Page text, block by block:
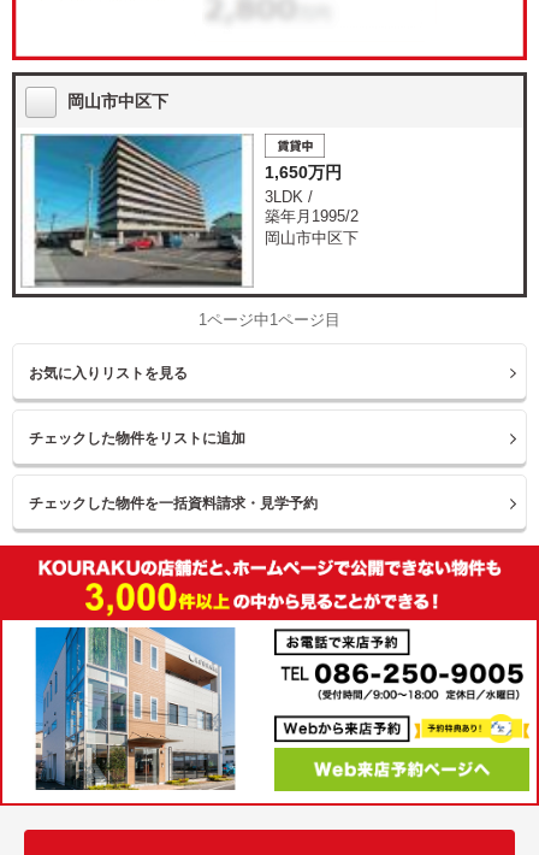
岡山市中区下
1,650万円
3LDK /
築年月1995/2
岡山市中区下
1ページ中1ページ目
お気に入りリストを見る